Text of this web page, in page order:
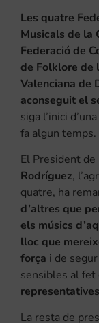
Les quatre
Musicals de la
Federació de
de Folklore de
Valenciana de
aconseguit el
siga l’inici
fa algun temps.
El President
Rodríguez,
quatre, ha
d’altres que
els músics
lloc que
força i de
sensibles al fet
La resta de